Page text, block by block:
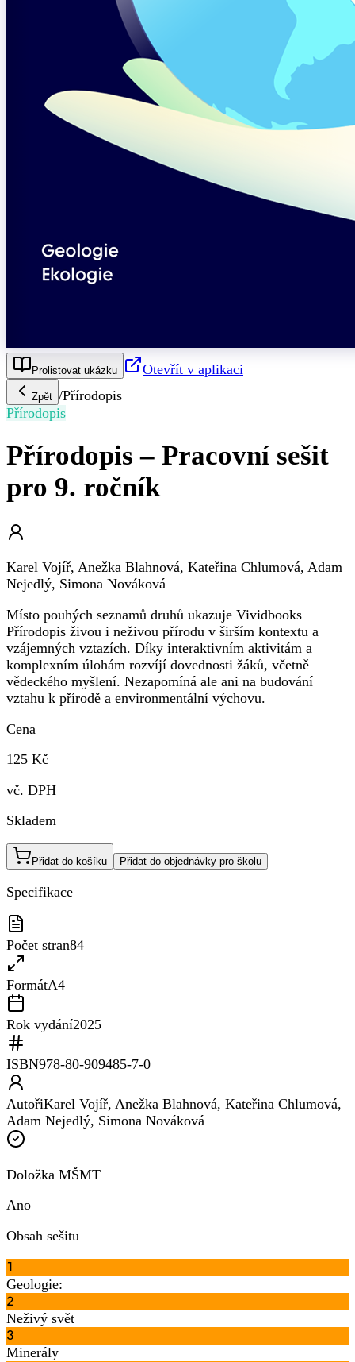
Prolistovat ukázku Otevřít v aplikaci
Zpět /Přírodopis
Přírodopis
Přírodopis – Pracovní sešit
pro 9. ročník
Karel Vojíř, Anežka Blahnová, Kateřina Chlumová, Adam
Nejedlý, Simona Nováková
Místo pouhých seznamů druhů ukazuje Vividbooks
Přírodopis živou i neživou přírodu v širším kontextu a
vzájemných vztazích. Díky interaktivním aktivitám a
komplexním úlohám rozvíjí dovednosti žáků, včetně
vědeckého myšlení. Nezapomíná ale ani na budování
vztahu k přírodě a environmentální výchovu.
Cena
125 Kč
vč. DPH
Skladem
Přidat do košíku Přidat do objednávky pro školu
Specifikace
Počet stran84
FormátA4
Rok vydání2025
ISBN978-80-909485-7-0
AutořiKarel Vojíř, Anežka Blahnová, Kateřina Chlumová,
Adam Nejedlý, Simona Nováková
Doložka MŠMT
Ano
Obsah sešitu
1
Geologie:
2
Neživý svět
3
Minerály